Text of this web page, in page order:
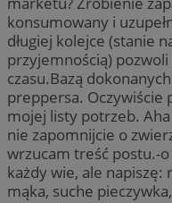
konsumowany i
długiej kolejce (stanie
przyjemnością)
czasu.Bazą
preppersa. Oczywiście
mojej listy potrzeb.
nie zapomnijcie o
wrzucam treść postu.-
każdy wie, ale napiszę:
mąka, suche